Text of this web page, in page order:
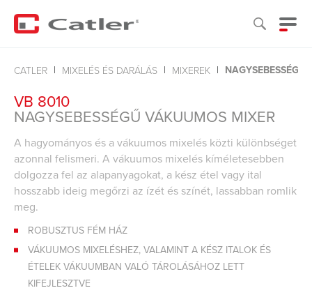
CATLER MIXELÉS ÉS DARÁLÁS MIXEREK
VB 8010
NAGYSEBESSÉGŰ VÁKUUMOS MIXER
A hagyományos és a vákuumos mixelés közti különbséget
azonnal felismeri. A vákuumos mixelés kíméletesebben
dolgozza fel az alapanyagokat, a kész étel vagy ital
hosszabb ideig megőrzi az ízét és színét, lassabban romlik
meg.
ROBUSZTUS FÉM HÁZ
VÁKUUMOS MIXELÉSHEZ, VALAMINT A KÉSZ ITALOK ÉS
ÉTELEK VÁKUUMBAN VALÓ TÁROLÁSÁHOZ LETT
KIFEJLESZTVE